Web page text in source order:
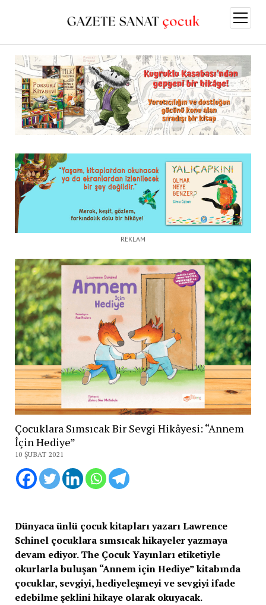
aç
REKLAM
Çocuklara Sımsıcak Bir Sevgi Hikâyesi: “Annem
İçin Hediye”
10 ŞUBAT 2021
Dünyaca ünlü çocuk kitapları yazarı Lawrence
Schinel çocuklara sımsıcak hikayeler yazmaya
devam ediyor. The Çocuk Yayınları etiketiyle
okurlarla buluşan “Annem için Hediye” kitabında
çocuklar, sevgiyi, hediyeleşmeyi ve sevgiyi ifade
edebilme şeklini hikaye olarak okuyacak.